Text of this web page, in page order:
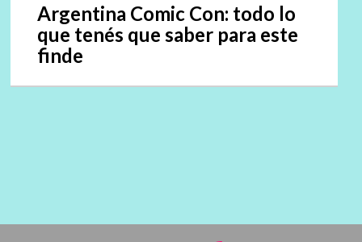
Argentina Comic Con: todo lo
que tenés que saber para este
finde